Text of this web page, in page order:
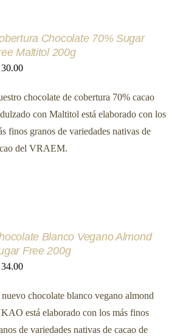
Chocolate 70% Sugar
Maltitol 200g
chocolate de cobertura 70% cacao
con Maltitol está elaborado con los
finos granos de variedades nativas de
del VRAEM.
Blanco Vegano Almond
Free 200g
chocolate blanco vegano almond
está elaborado con los más finos
de variedades nativas de cacao de